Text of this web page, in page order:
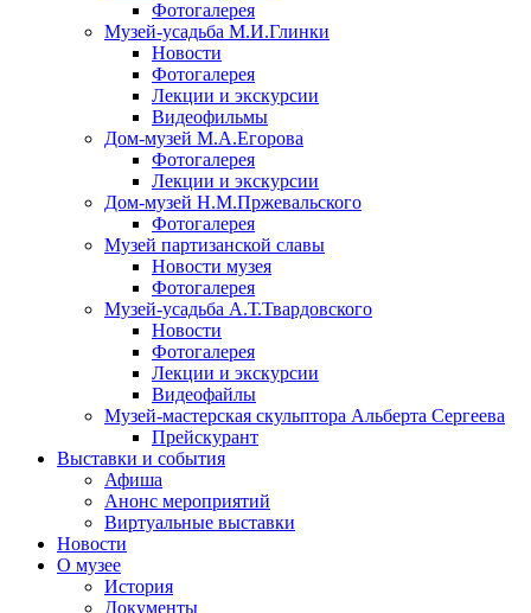
Фотогалерея
Музей-усадьба М.И.Глинки
Новости
Фотогалерея
Лекции и экскурсии
Видеофильмы
Дом-музей М.А.Егорова
Фотогалерея
Лекции и экскурсии
Дом-музей Н.М.Пржевальского
Фотогалерея
Музей партизанской славы
Новости музея
Фотогалерея
Музей-усадьба А.Т.Твардовского
Новости
Фотогалерея
Лекции и экскурсии
Видеофайлы
Музей-мастерская скульптора Альберта Сергеева
Прейскурант
Выставки и события
Афиша
Анонс мероприятий
Виртуальные выставки
Новости
О музее
История
Документы